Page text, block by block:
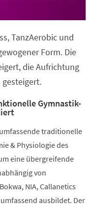
TanzAerobic und
Form. Die
die Aufrichtung
Gymnastik-
traditionelle
& Physiologie des
eine übergreifende
von
NIA, Callanetics
ausbildet. Der